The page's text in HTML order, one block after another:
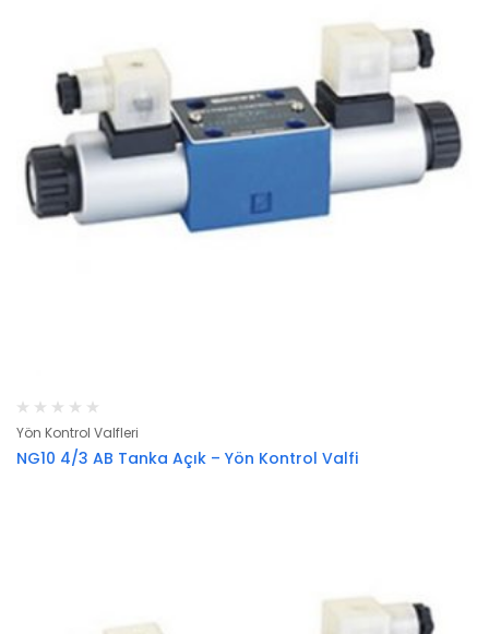
Yön Kontrol Valfleri
NG10 4/3 AB Tanka Açık – Yön Kontrol Valfi